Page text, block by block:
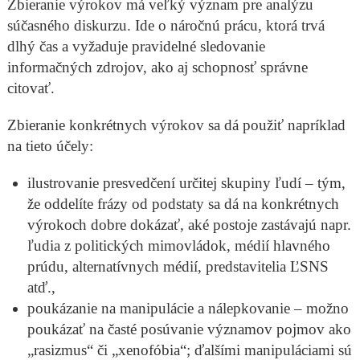
Zbieranie výrokov má veľký význam pre analýzu
súčasného diskurzu. Ide o náročnú prácu, ktorá trvá
dlhý čas a vyžaduje pravidelné sledovanie
informačných zdrojov, ako aj schopnosť správne
citovať.
Zbieranie konkrétnych výrokov sa dá použiť napríklad
na tieto účely:
ilustrovanie presvedčení určitej skupiny ľudí – tým,
že oddelíte frázy od podstaty sa dá na konkrétnych
výrokoch dobre dokázať, aké postoje zastávajú napr.
ľudia z politických mimovládok, médií hlavného
prúdu, alternatívnych médií, predstavitelia ĽSNS
atď.,
poukázanie na manipulácie a nálepkovanie – možno
poukázať na časté posúvanie významov pojmov ako
„rasizmus“ či „xenofóbia“; ďalšími manipuláciami sú